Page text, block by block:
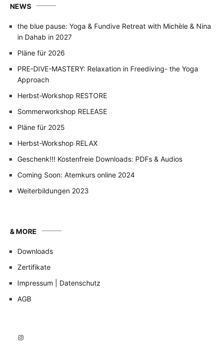
NEWS
the blue pause: Yoga & Fundive Retreat with Michèle & Nina
in Dahab in 2027
Pläne für 2026
PRE-DIVE-MASTERY: Relaxation in Freediving- the Yoga
Approach
Herbst-Workshop RESTORE
Sommerworkshop RELEASE
Pläne für 2025
Herbst-Workshop RELAX
Geschenk!!! Kostenfreie Downloads: PDFs & Audios
Coming Soon: Atemkurs online 2024
Weiterbildungen 2023
& MORE
Downloads
Zertifikate
Impressum | Datenschutz
AGB